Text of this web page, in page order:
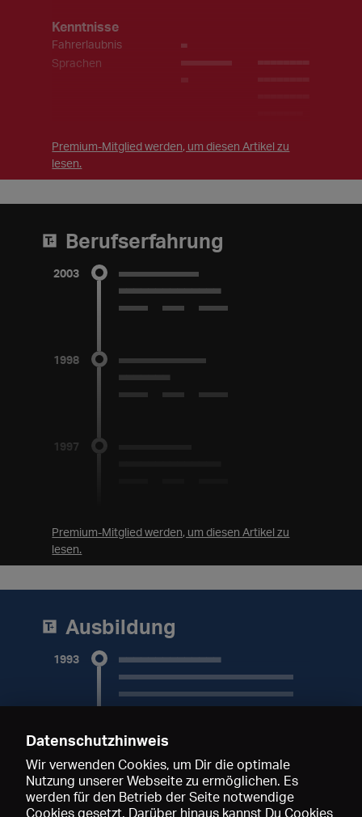
Kenntnisse
Fahrerlaubnis _
Sprachen
Premium-Mitglied werden, um diesen Artikel zu
lesen.
Berufserfahrung
2003 ___________
______________
1998 bis 2003
1998 ____________
_______
1997 bis 1998
1997
1995 _______________________
1993 bis 1995
1993 ________________________
__________
Premium-Mitglied werden, um diesen Artikel zu
lesen.
Ausbildung
1993 ______________
________________________
________________________
____ 1991 - 1993
Premium-Mitglied werden, um diesen Artikel zu
Datenschutzhinweis
Wir verwenden Cookies, um Dir die optimale
Nutzung unserer Webseite zu ermöglichen. Es
werden für den Betrieb der Seite notwendige
Cookies gesetzt. Darüber hinaus kannst Du Cookies